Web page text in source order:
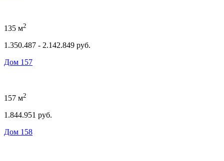
135 м2
1.350.487 - 2.142.849 руб.
Дом 157
157 м2
1.844.951 руб.
Дом 158